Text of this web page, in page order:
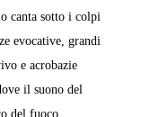
canta sotto i colpi
evocative, grandi
e acrobazie
il suono del
del fuoco